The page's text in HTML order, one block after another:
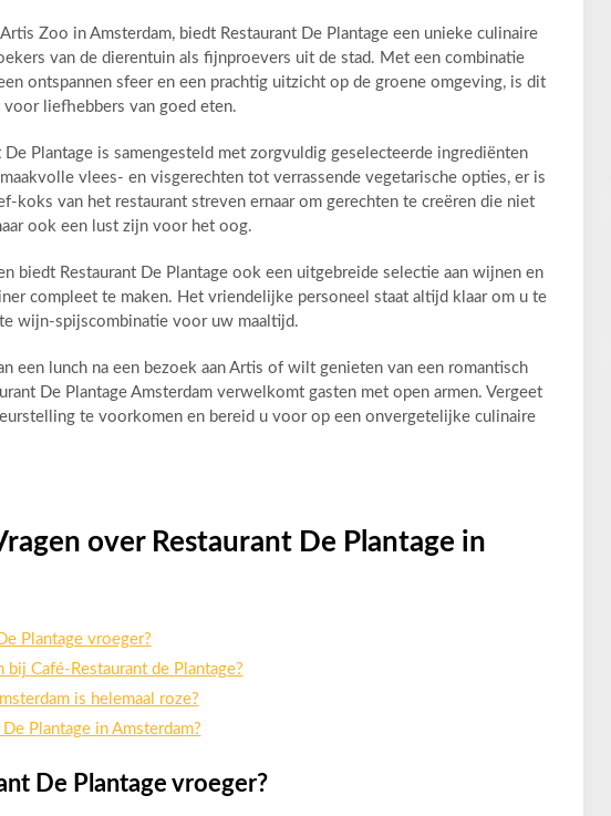
Zoo in Amsterdam, biedt Restaurant De Plantage een unieke culinaire
van de dierentuin als fijnproevers uit de stad. Met een combinatie
ontspannen sfeer en een prachtig uitzicht op de groene omgeving, is dit
liefhebbers van goed eten.
De Plantage is samengesteld met zorgvuldig geselecteerde ingrediënten
vlees- en visgerechten tot verrassende vegetarische opties, er is
koks van het restaurant streven ernaar om gerechten te creëren die niet
ook een lust zijn voor het oog.
biedt Restaurant De Plantage ook een uitgebreide selectie aan wijnen en
compleet te maken. Het vriendelijke personeel staat altijd klaar om u te
wijn-spijscombinatie voor uw maaltijd.
een lunch na een bezoek aan Artis of wilt genieten van een romantisch
De Plantage Amsterdam verwelkomt gasten met open armen. Vergeet
te voorkomen en bereid u voor op een onvergetelijke culinaire
over Restaurant De Plantage in
Plantage vroeger?
bij Café-Restaurant de Plantage?
is helemaal roze?
Plantage in Amsterdam?
De Plantage vroeger?